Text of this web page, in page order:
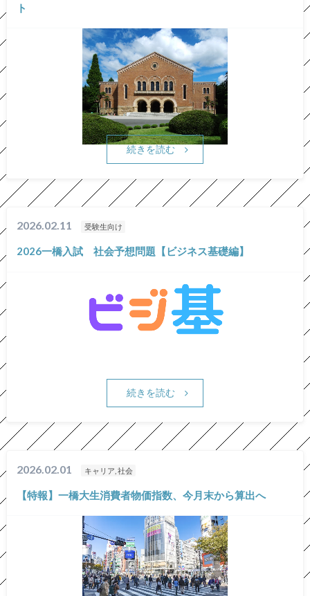
ト
続きを読む
2026.02.11 受験生向け
2026一橋入試 社会予想問題【ビジネス基礎編】
続きを読む
2026.02.01 キャリア, 社会
【特報】一橋大生消費者物価指数、今月末から算出へ